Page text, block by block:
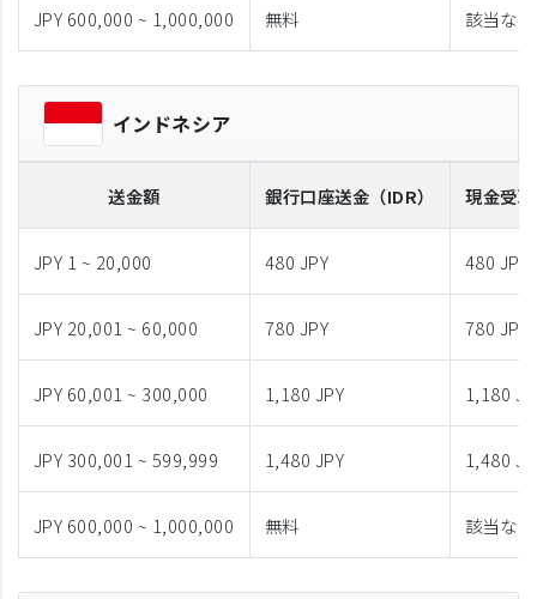
JPY 600,000 ~ 1,000,000 無料 該当なし
インドネシア
送金額 銀行口座送金 （IDR） 現金受取
JPY 1 ~ 20,000 480 JPY 480 JPY
JPY 20,001 ~ 60,000 780 JPY 780 JPY
JPY 60,001 ~ 300,000 1,180 JPY 1,180
JPY 300,001 ~ 599,999 1,480 JPY 1,480
JPY 600,000 ~ 1,000,000 無料 該当なし